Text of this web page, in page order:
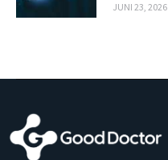
JUNI 23, 2026